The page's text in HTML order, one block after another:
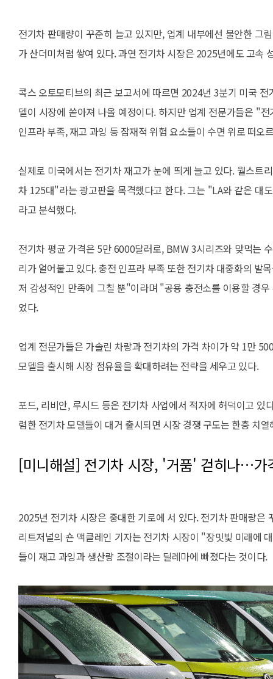
전기차 판매량이 꾸준히 늘고 있지만, 업계 내부에선 불안한 그
가 산더미처럼 쌓여 있다. 과연 전기차 시장은 2025년에도 고속
콕스 오토모티브의 최근 보고서에 따르면 2024년 3분기 미국
델이 시장에 쏟아져 나올 예정이다. 하지만 업계 전문가들은 "
인프라 부족, 재고 과잉 등 잠재적 위험 요소들이 수면 위로 떠오
실제로 미국에서는 전기차 재고가 눈에 띄게 늘고 있다. 월스트
차 125대"라는 광고판을 목격했다고 한다. 그는 "LA와 같은 대
라고 분석했다.
전기차 평균 가격은 5만 6000달러로, BMW 3시리즈와 맞먹는
리가 얼어붙고 있다. 충전 인프라 부족 또한 전기차 대중화의 발
저 감성적인 만족에 그칠 뿐"이라며 "공용 충전소를 이용할 경
었다.
업계 전문가들은 가솔린 차량과 전기차의 가격 차이가 약 1만
모델을 출시해 시장 점유율을 확대하려는 전략을 세우고 있다.
포드, 리비안, 루시드 등은 전기차 사업에서 적자에 허덕이고
렴한 전기차 모델들이 대거 출시되면 시장 경쟁 구도는 한층 치
[미니해설] 전기차 시장, '거품' 걷히나…가
2025년 전기차 시장은 중대한 기로에 서 있다. 전기차 판매량
리트저널의 숀 맥클레인 기자는 전기차 시장이 "장밋빛 미래에
들이 재고 과잉과 생산량 조절이라는 딜레마에 빠졌다는 것이다.